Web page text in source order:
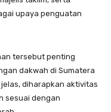
upaya penguatan
tersebut penting
dakwah di Sumatera
diharapkan aktivitas
sesuai dengan